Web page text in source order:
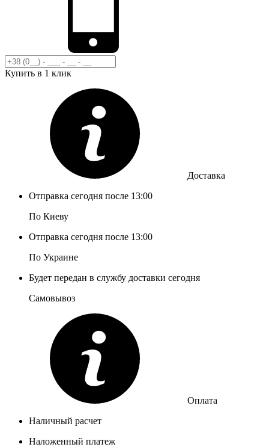
Купить в 1 клик
Доставка
Отправка сегодня после 13:00
По Киеву
Отправка сегодня после 13:00
По Украине
Будет передан в службу доставки сегодня
Самовывоз
Оплата
Наличный расчет
Наложенный платеж